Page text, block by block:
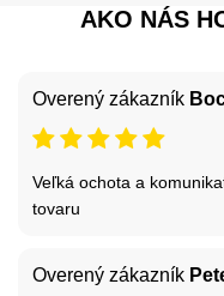
AKO NÁS
Overený zákazník
Veľká ochota a
tovaru
Overený zákazník